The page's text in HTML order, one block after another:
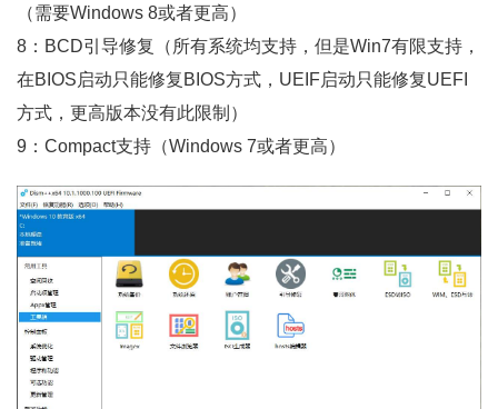
（需要Windows 8或者更高）
8：BCD引导修复（所有系统均支持，但是Win7有限支持，
在BIOS启动只能修复BIOS方式，UEIF启动只能修复UEFI
方式，更高版本没有此限制）
9：Compact支持（Windows 7或者更高）